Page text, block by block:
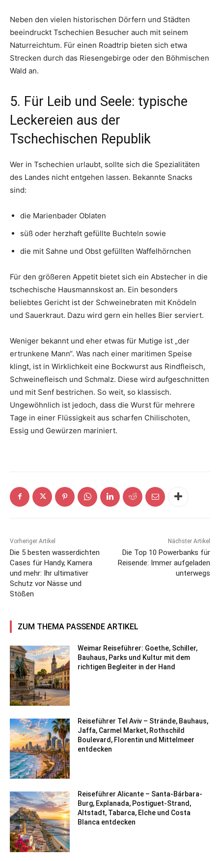
Neben den vielen historischen Dörfern und Städten
beeindruckt Tschechien Besucher auch mit seinem
Naturreichtum. Für einen Roadtrip bieten sich etwa
Strecken durch das Riesengebirge oder den Böhmischen
Wald an.
5. Für Leib und Seele: typische
Leckereien aus der
Tschechischen Republik
Wer in Tschechien urlaubt, sollte sich die Spezialitäten
des Landes nicht entgehen lassen. Bekannte Snacks
sind:
die Marienbader Oblaten
süß oder herzhaft gefüllte Buchteln sowie
die mit Sahne und Obst gefüllten Waffelhörnchen
Für den größeren Appetit bietet sich ein Abstecher in die
tschechische Hausmannskost an. Ein besonders
beliebtes Gericht ist der Schweinebraten mit Knödeln
und Sauerkraut. Dazu wird gern ein helles Bier serviert.
Weniger bekannt und eher etwas für Mutige ist „der
ertrunkene Mann“. Was nach einer maritimen Speise
klingt, ist in Wirklichkeit eine Bockwurst aus Rindfleisch,
Schweinefleisch und Schmalz. Diese wird aufgeschnitten
und mit Senf bestrichen. So weit, so klassisch.
Ungewöhnlich ist jedoch, dass die Wurst für mehrere
Tage in einer Flüssigkeit aus scharfen Chilischoten,
Essig und Gewürzen mariniert.
Vorheriger Artikel
Die 5 besten wasserdichten
Cases für Handy, Kamera
und mehr: Ihr ultimativer
Schutz vor Nässe und
Stößen
Nächster Artikel
Die Top 10 Powerbanks für
Reisende: Immer aufgeladen
unterwegs
ZUM THEMA PASSENDE ARTIKEL
Weimar Reiseführer: Goethe, Schiller,
Bauhaus, Parks und Kultur mit dem
richtigen Begleiter in der Hand
Reiseführer Tel Aviv – Strände, Bauhaus,
Jaffa, Carmel Market, Rothschild
Boulevard, Florentin und Mittelmeer
entdecken
Reiseführer Alicante – Santa-Bárbara-
Burg, Explanada, Postiguet-Strand,
Altstadt, Tabarca, Elche und Costa
Blanca entdecken